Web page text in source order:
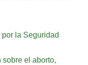
la Seguridad
sobre el aborto,